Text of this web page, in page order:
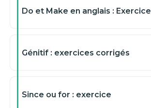
Do et Make en anglais : Exercice
Génitif : exercices corrigés
Since ou for : exercice